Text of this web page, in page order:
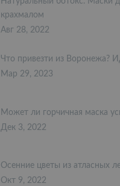
крахмалом
Авг 28, 2022
Что привезти из Воронежа?
Мар 29, 2023
Может ли горчичная маска
Дек 3, 2022
Осенние цветы из атласных
Окт 9, 2022